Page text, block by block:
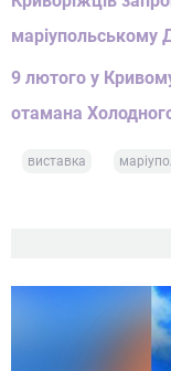
маріупольському
9 лютого у
отамана
виставка